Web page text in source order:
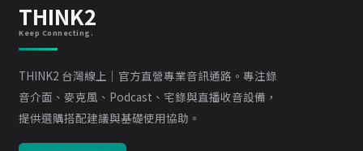
THINK2
Keep Connecting.
THINK2 台灣線上｜官方直營專業音訊通路。專注錄
音介面、麥克風、Podcast、宅錄與直播收音設備，
提供選購搭配建議與基礎使用協助。